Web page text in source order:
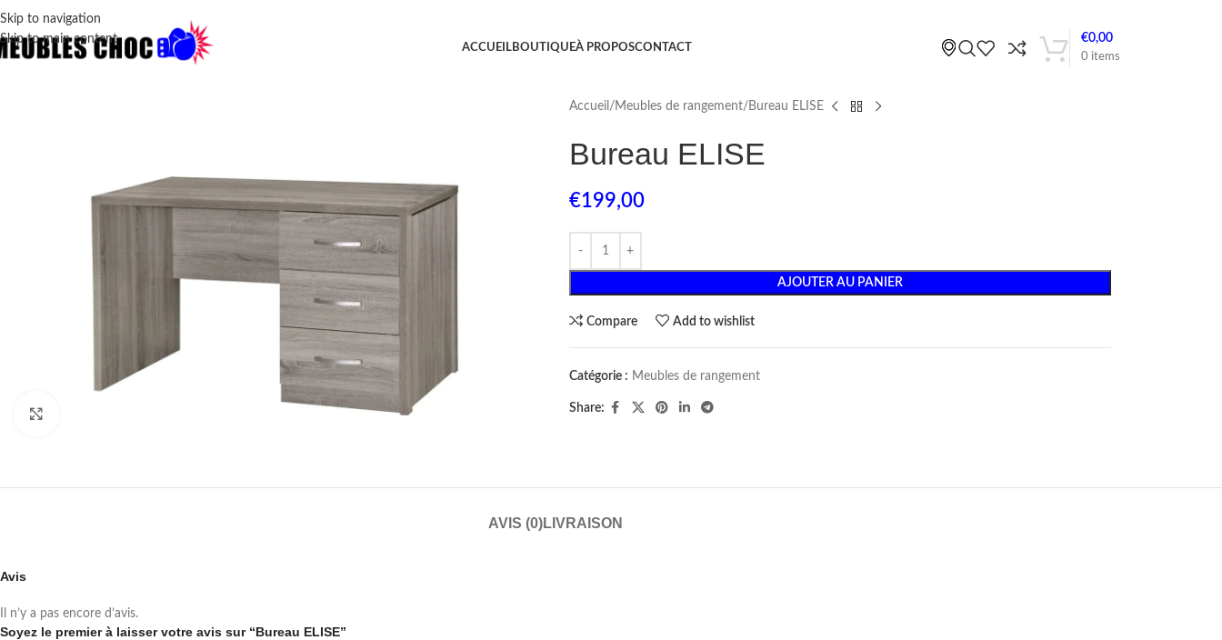
Skip to navigation
Skip to main content
ACCUEILBOUTIQUEÀ PROPOSCONTACT
0 items
€0,00
Accueil Meubles de rangement Bureau ELISE
Bureau ELISE
€199,00
AJOUTER AU PANIER
Compare Add to wishlist
Catégorie : Meubles de rangement
Share:
AVIS (0)LIVRAISON
Avis
Il n’y a pas encore d’avis.
Soyez le premier à laisser votre avis sur “Bureau ELISE”